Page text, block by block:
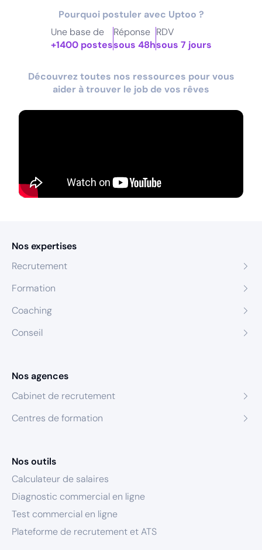
Pourquoi postuler avec Uptoo ?
Une base de
+1400 postes
Réponse
sous 48h
RDV
sous 7 jours
Découvrez toutes nos ressources pour vous
aider à trouver le job de vos rêves
Nos expertises
Recrutement
Formation
Coaching
Conseil
Nos agences
Cabinet de recrutement
Centres de formation
Nos outils
Calculateur de salaires
Diagnostic commercial en ligne
Test commercial en ligne
Plateforme de recrutement et ATS